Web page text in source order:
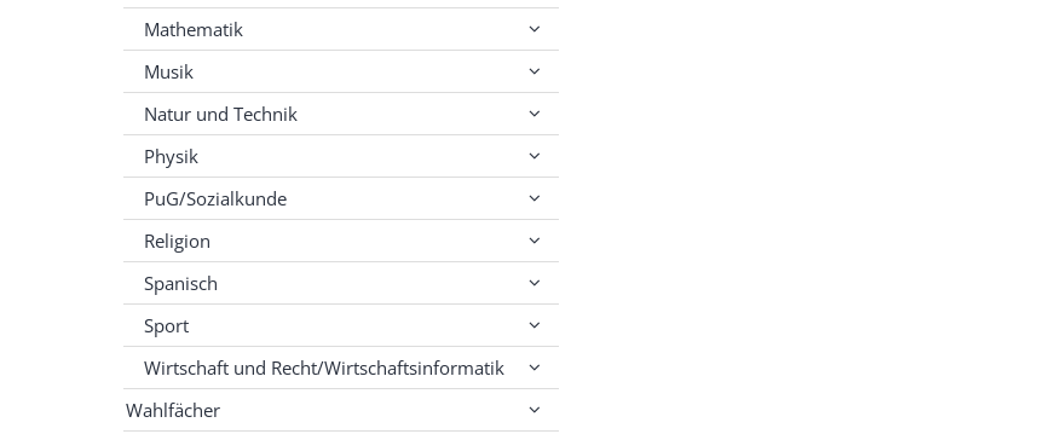
Mathematik
Musik
Natur und Technik
Physik
PuG/Sozialkunde
Religion
Spanisch
Sport
Wirtschaft und Recht/Wirtschaftsinformatik
Wahlfächer